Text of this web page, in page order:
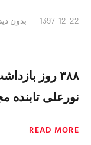
1397-12-22 بدون
۳۸۸ روز
نورعلی تابنده
READ MORE